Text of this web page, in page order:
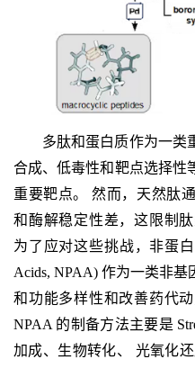
多肽和蛋白质作为一类
合成、低毒性和靶点选择性
重要靶点。 然而，天然肽
和酶解稳定性差，这限制
为了应对这些挑战，非蛋白
Acids, NPAA) 作为一类非
和功能多样性和改善药代
NPAA 的制备方法主要是
加成、生物转化、 光氧化